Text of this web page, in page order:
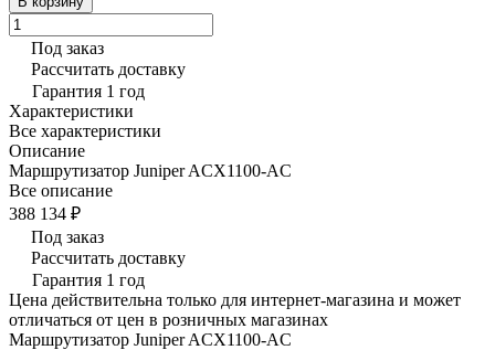
Под заказ
Рассчитать доставку
Гарантия 1 год
Характеристики
Все характеристики
Описание
Маршрутизатор Juniper ACX1100-AC
Все описание
388 134 ₽
Под заказ
Рассчитать доставку
Гарантия 1 год
Цена действительна только для интернет-магазина и может
отличаться от цен в розничных магазинах
Маршрутизатор Juniper ACX1100-AC